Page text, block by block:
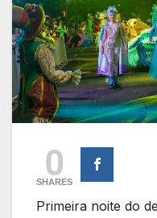
0
SHARES
Primeira noite do